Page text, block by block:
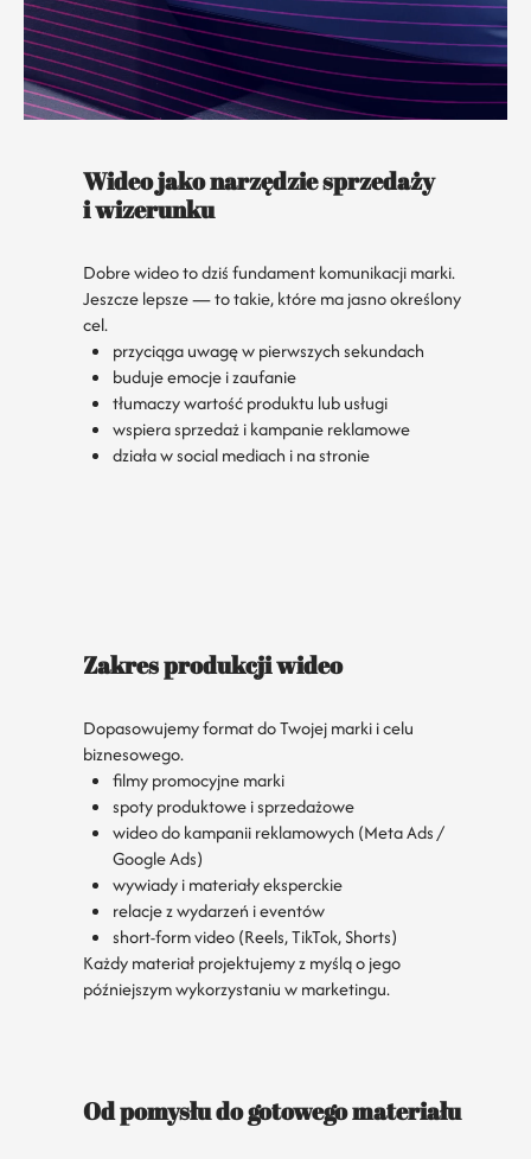
Wideo jako narzędzie sprzedaży
i wizerunku
Dobre wideo to dziś fundament komunikacji marki.
Jeszcze lepsze — to takie, które ma jasno określony
cel.
przyciąga uwagę w pierwszych sekundach
buduje emocje i zaufanie
tłumaczy wartość produktu lub usługi
wspiera sprzedaż i kampanie reklamowe
działa w social mediach i na stronie
Zakres produkcji wideo
Dopasowujemy format do Twojej marki i celu
biznesowego.
filmy promocyjne marki
spoty produktowe i sprzedażowe
wideo do kampanii reklamowych (Meta Ads /
Google Ads)
wywiady i materiały eksperckie
relacje z wydarzeń i eventów
short-form video (Reels, TikTok, Shorts)
Każdy materiał projektujemy z myślą o jego
późniejszym wykorzystaniu w marketingu.
Od pomysłu do gotowego materiału